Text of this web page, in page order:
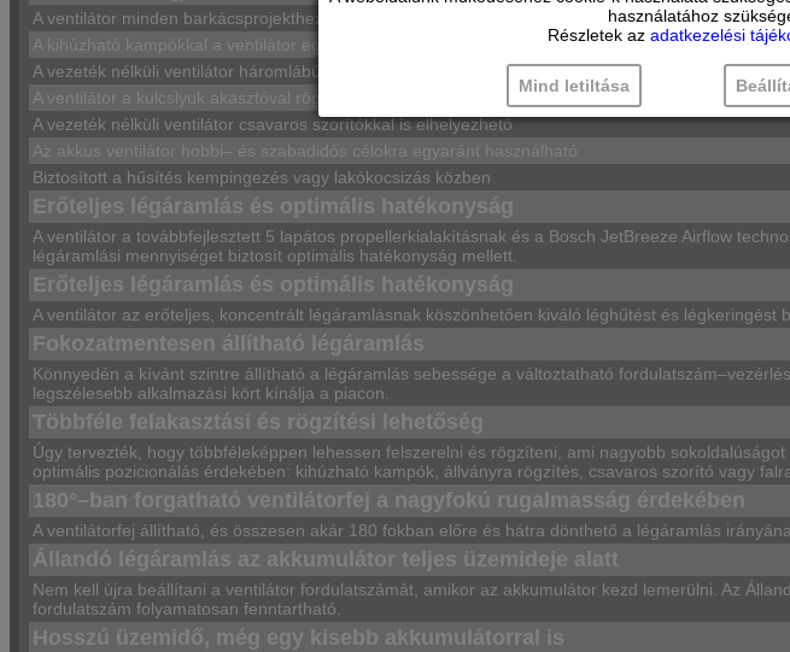
A ventilátor minden barkácsprojekthez használható
A kihúzható kampókkal a ventilátor egyszerűen felakasztható
A vezeték nélküli ventilátor háromlábú állványra szerelhető
A ventilátor a kulcslyuk akasztóval rögzíthető
A vezeték nélküli ventilátor csavaros szorítókkal is elhelyezhető
Az akkus ventilátor hobbi– és szabadidős célokra egyaránt használható
Biztosított a hűsítés kempingezés vagy lakókocsizás közben
Erőteljes légáramlás és optimális hatékonyság
A ventilátor a továbbfejlesztett 5 lapátos propellerkialakításnak és a Bosch JetBreeze Airflow
légáramlási mennyiséget biztosít optimális hatékonyság mellett.
Erőteljes légáramlás és optimális hatékonyság
A ventilátor az erőteljes, koncentrált légáramlásnak köszönhetően kiváló léghűtést és légkeringést
Fokozatmentesen állítható légáramlás
Könnyedén a kívánt szintre állítható a légáramlás sebessége a változtatható
legszélesebb alkalmazási kört kínálja a piacon.
Többféle felakasztási és rögzítési lehetőség
Úgy tervezték, hogy többféleképpen lehessen felszerelni és rögzíteni, ami nagyobb
optimális pozicionálás érdekében: kihúzható kampók, állványra rögzítés, csavaros szorító vagy
180°–ban forgatható ventilátorfej a nagyfokú rugalmasság érdekében
A ventilátorfej állítható, és összesen akár 180 fokban előre és hátra dönthető a légáramlás
Állandó légáramlás az akkumulátor teljes üzemideje alatt
Nem kell újra beállítani a ventilátor fordulatszámát, amikor az akkumulátor kezd lemerülni. Az
fordulatszám folyamatosan fenntartható.
Hosszú üzemidő, még egy kisebb akkumulátorral is
használatához
Részletek az adatkezelési
Mind letiltása